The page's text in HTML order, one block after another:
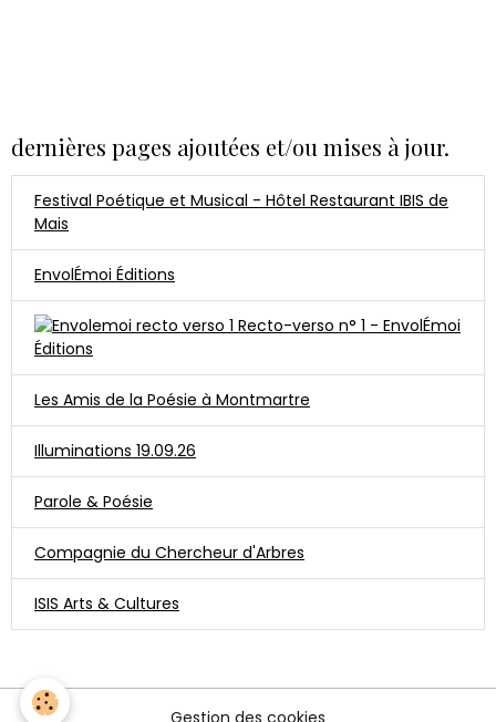
dernières pages ajoutées et/ou mises à jour.
Festival Poétique et Musical - Hôtel Restaurant IBIS de
Mais
EnvolÉmoi Éditions
Recto-verso n° 1 - EnvolÉmoi
Éditions
Les Amis de la Poésie à Montmartre
Illuminations 19.09.26
Parole & Poésie
Compagnie du Chercheur d'Arbres
ISIS Arts & Cultures